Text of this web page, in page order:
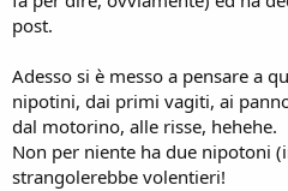
post.
Adesso si è messo a pensare a
nipotini, dai primi vagiti, ai
dal motorino, alle risse, hehehe.
Non per niente ha due nipotoni
strangolerebbe volentieri!